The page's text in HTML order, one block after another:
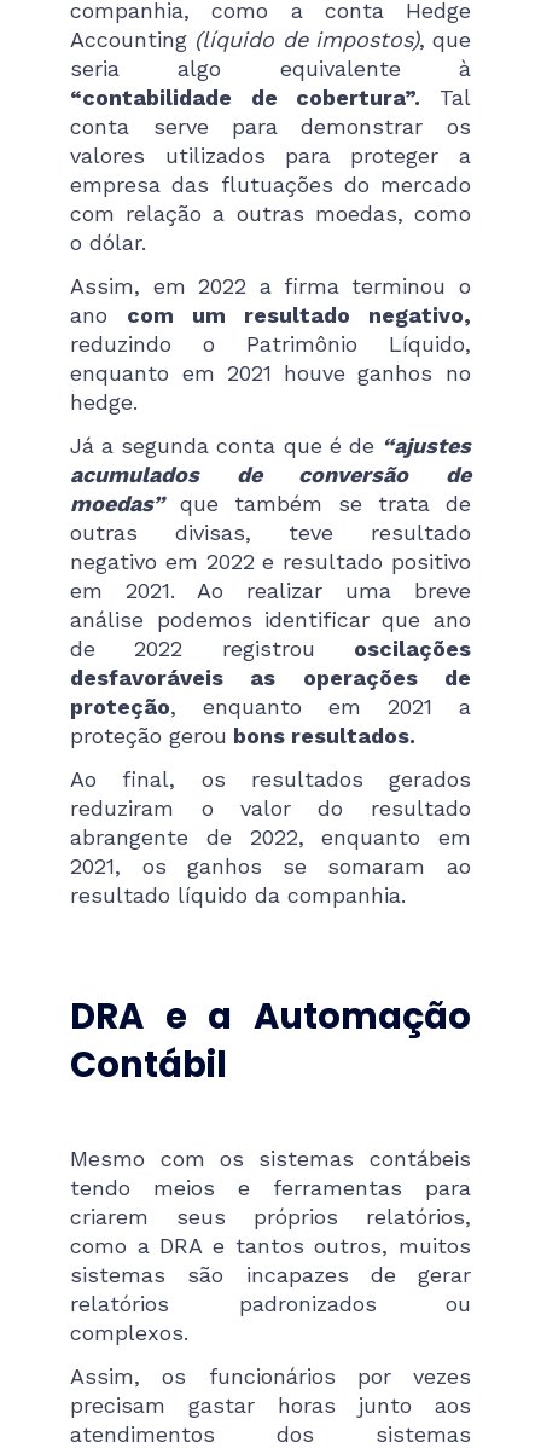
companhia, como a conta Hedge
Accounting (líquido de impostos), que
seria algo equivalente à
“contabilidade de cobertura”. Tal
conta serve para demonstrar os
valores utilizados para proteger a
empresa das flutuações do mercado
com relação a outras moedas, como
o dólar.
Assim, em 2022 a firma terminou o
ano com um resultado negativo,
reduzindo o Patrimônio Líquido,
enquanto em 2021 houve ganhos no
hedge.
Já a segunda conta que é de “ajustes
acumulados de conversão de
moedas”que também se trata de
outras divisas, teve resultado
negativo em 2022 e resultado positivo
em 2021. Ao realizar uma breve
análise podemos identificar que ano
de 2022 registrou oscilações
desfavoráveis as operações de
proteção, enquanto em 2021 a
proteção gerou bons resultados.
Ao final, os resultados gerados
reduziram o valor do resultado
abrangente de 2022, enquanto em
2021, os ganhos se somaram ao
resultado líquido da companhia.
DRA e a Automação
Contábil
Mesmo com os sistemas contábeis
tendo meios e ferramentas para
criarem seus próprios relatórios,
como a DRA e tantos outros, muitos
sistemas são incapazes de gerar
relatórios padronizados ou
complexos.
Assim, os funcionários por vezes
precisam gastar horas junto aos
atendimentos dos sistemas